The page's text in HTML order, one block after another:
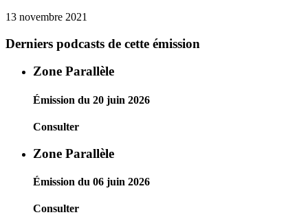
13 novembre 2021
Derniers podcasts de cette émission
Zone Parallèle
Émission du 20 juin 2026
Consulter
Zone Parallèle
Émission du 06 juin 2026
Consulter